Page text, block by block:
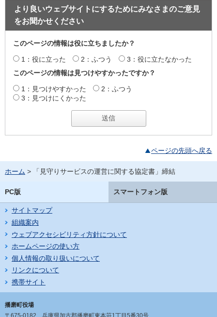
より良いウェブサイトにするためにみなさまのご意見
をお聞かせください
このページの情報は役に立ちましたか？
1：役に立った 2：ふつう
3：役に立たなかった
このページの情報は見つけやすかったですか？
1：見つけやすかった
2：ふつう
3：見つけにくかった
ページの先頭へ戻る
ホーム > 「見守りサービスの運営に関する協定書」締結
PC版 スマートフォン版
サイトマップ
組織案内
ウェブアクセシビリティ方針について
ホームページの使い方
個人情報の取り扱いについて
リンクについて
携帯サイト
播磨町役場
〒675-0182 兵庫県加古郡播磨町東本荘1丁目5番30号